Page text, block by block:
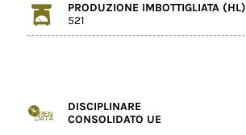
PRODUZIONE IMBOTTIGLIATA (HL)
521
DISCIPLINARE
CONSOLIDATO UE